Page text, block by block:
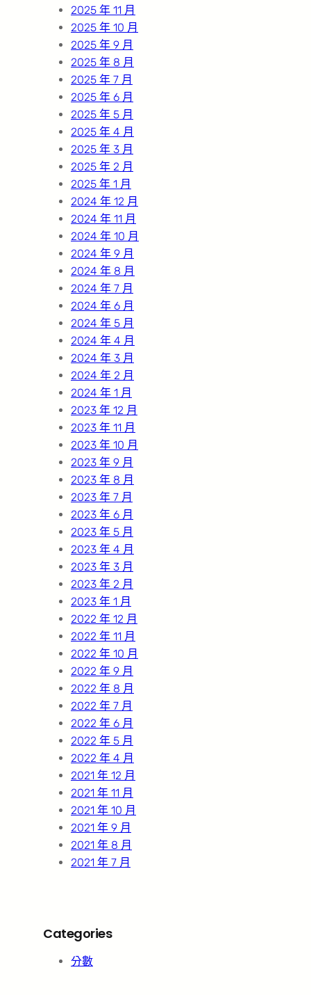
2025 年 11 月
2025 年 10 月
2025 年 9 月
2025 年 8 月
2025 年 7 月
2025 年 6 月
2025 年 5 月
2025 年 4 月
2025 年 3 月
2025 年 2 月
2025 年 1 月
2024 年 12 月
2024 年 11 月
2024 年 10 月
2024 年 9 月
2024 年 8 月
2024 年 7 月
2024 年 6 月
2024 年 5 月
2024 年 4 月
2024 年 3 月
2024 年 2 月
2024 年 1 月
2023 年 12 月
2023 年 11 月
2023 年 10 月
2023 年 9 月
2023 年 8 月
2023 年 7 月
2023 年 6 月
2023 年 5 月
2023 年 4 月
2023 年 3 月
2023 年 2 月
2023 年 1 月
2022 年 12 月
2022 年 11 月
2022 年 10 月
2022 年 9 月
2022 年 8 月
2022 年 7 月
2022 年 6 月
2022 年 5 月
2022 年 4 月
2021 年 12 月
2021 年 11 月
2021 年 10 月
2021 年 9 月
2021 年 8 月
2021 年 7 月
Categories
分數